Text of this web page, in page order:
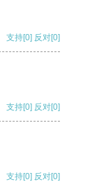
支持[0] 反对[0]
支持[0] 反对[0]
支持[0] 反对[0]